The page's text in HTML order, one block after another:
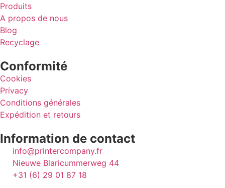
Produits
A propos de nous
Blog
Recyclage
Conformité
Cookies
Privacy
Conditions générales
Expédition et retours
Information de contact
info@printercompany.fr
Nieuwe Blaricummerweg 44
+31 (6) 29 01 87 18